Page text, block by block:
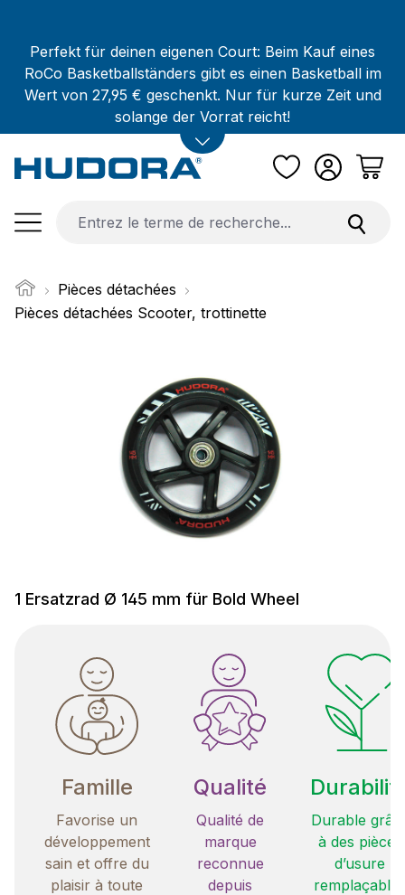
Perfekt für deinen eigenen Court: Beim Kauf eines
RoCo Basketballständers gibt es einen Basketball im
Wert von 27,95 € geschenkt. Nur für kurze Zeit und
solange der Vorrat reicht!
Pièces détachées
Pièces détachées Scooter, trottinette
1 Ersatzrad Ø 145 mm für Bold Wheel
Famille
Favorise un
développement
sain et offre du
plaisir à toute
Qualité
Qualité de
marque
reconnue
depuis
Durable
à des pièces
d’usure
remplaçables